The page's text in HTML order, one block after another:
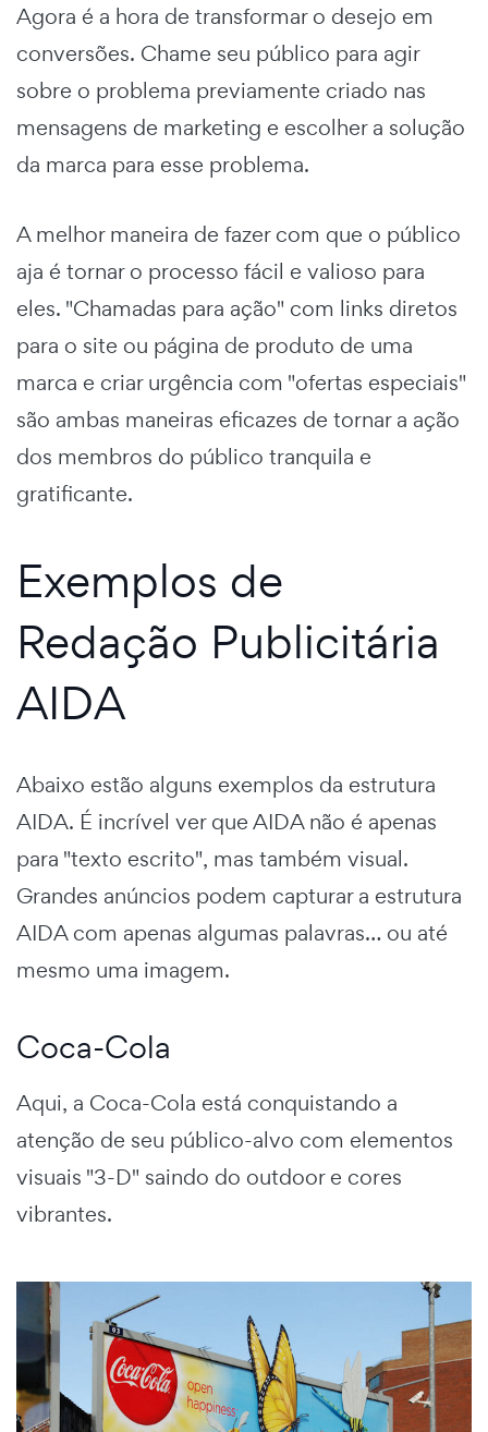
Agora é a hora de transformar o desejo em
conversões. Chame seu público para agir
sobre o problema previamente criado nas
mensagens de marketing e escolher a solução
da marca para esse problema.
A melhor maneira de fazer com que o público
aja é tornar o processo fácil e valioso para
eles. "Chamadas para ação" com links diretos
para o site ou página de produto de uma
marca e criar urgência com "ofertas especiais"
são ambas maneiras eficazes de tornar a ação
dos membros do público tranquila e
gratificante.
Exemplos de
Redação Publicitária
AIDA
Abaixo estão alguns exemplos da estrutura
AIDA. É incrível ver que AIDA não é apenas
para "texto escrito", mas também visual.
Grandes anúncios podem capturar a estrutura
AIDA com apenas algumas palavras… ou até
mesmo uma imagem.
Coca-Cola
Aqui, a Coca-Cola está conquistando a
atenção de seu público-alvo com elementos
visuais "3-D" saindo do outdoor e cores
vibrantes.